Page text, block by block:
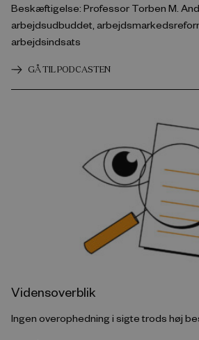
Beskæftigelse: Professor Torben M.
arbejdsudbuddet,
arbejdsindsats
GÅ TIL PODCASTEN
Vidensoverblik
Ingen overophedning i sigte trods høj